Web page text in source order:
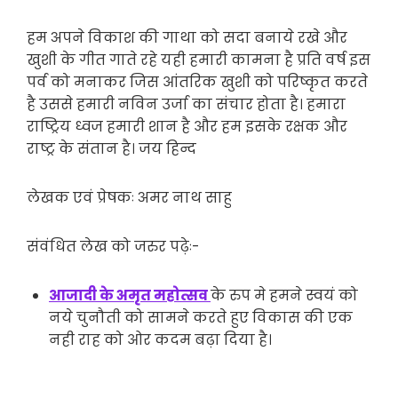
हम अपने विकाश की गाथा को सदा बनाये रखे और
खुशी के गीत गाते रहे यही हमारी कामना है प्रति वर्ष इस
पर्व को मनाकर जिस आंतरिक खुशी को परिष्कृत करते
है उससे हमारी नविन उर्जा का संचार होता है। हमारा
राष्ट्रिय ध्वज हमारी शान है और हम इसके रक्षक और
राष्ट्र के संतान है। जय हिन्द
लेखक एवं प्रेषकः अमर नाथ साहु
संवंधित लेख को जरुर पढ़ेः-
आजादी के अमृत महोत्सवके रुप मे हमने स्वयं को
नये चुनौती को सामने करते हुए विकास की एक
नही राह को ओर कदम बढ़ा दिया है।